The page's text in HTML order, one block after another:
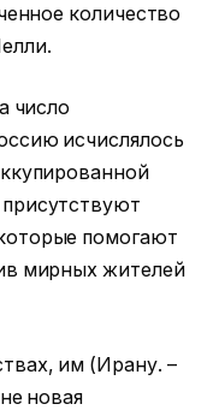
количество
число
исчислялось
помогают
мирных жителей
им (Ирану. –
новая